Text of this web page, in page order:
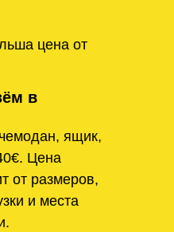
цена от
в
ящик,
Цена
от размеров,
и места